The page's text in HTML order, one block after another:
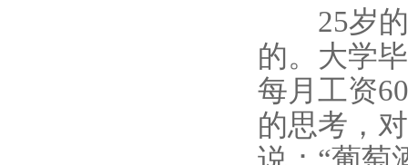
25岁的
的。大学
每月工资
的思考，